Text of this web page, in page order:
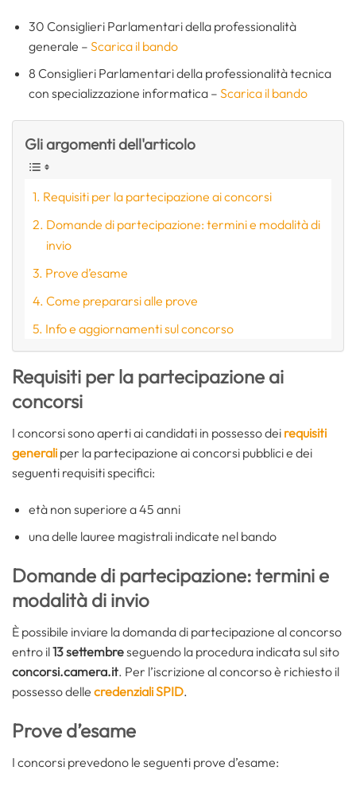
30 Consiglieri Parlamentari della professionalità
generale – Scarica il bando
8 Consiglieri Parlamentari della professionalità tecnica
con specializzazione informatica – Scarica il bando
Gli argomenti dell'articolo
Requisiti per la partecipazione ai concorsi
Domande di partecipazione: termini e modalità di
invio
Prove d’esame
Come prepararsi alle prove
Info e aggiornamenti sul concorso
Requisiti per la partecipazione ai
concorsi
I concorsi sono aperti ai candidati in possesso dei requisiti
generali per la partecipazione ai concorsi pubblici e dei
seguenti requisiti specifici:
età non superiore a 45 anni
una delle lauree magistrali indicate nel bando
Domande di partecipazione: termini e
modalità di invio
È possibile inviare la domanda di partecipazione al concorso
entro il13 settembreseguendo la procedura indicata sul sito
concorsi.camera.it. Per l’iscrizione al concorso è richiesto il
possesso delle credenziali SPID.
Prove d’esame
I concorsi prevedono le seguenti prove d’esame: